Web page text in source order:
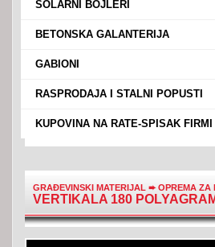
SOLARNI BOJLERI
BETONSKA GALANTERIJA
GABIONI
RASPRODAJA I STALNI POPUSTI
KUPOVINA NA RATE-SPISAK FIRMI
GRAĐEVINSKI MATERIJAL ➨OPREMA ZA
VERTIKALA 180